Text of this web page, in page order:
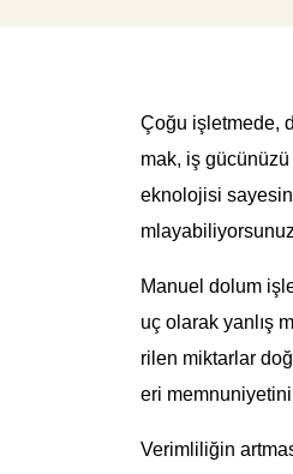
Çoğu işletmede,
mak, iş gücünüzü
eknolojisi
Manuel dolum
uç olarak yanlış
rilen miktarlar
eri memnuniyetini
Verimliliğin